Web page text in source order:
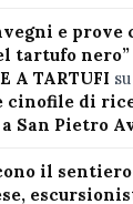
e
tartufo
A TARTUFI su
cinofile di
San Pietro
il